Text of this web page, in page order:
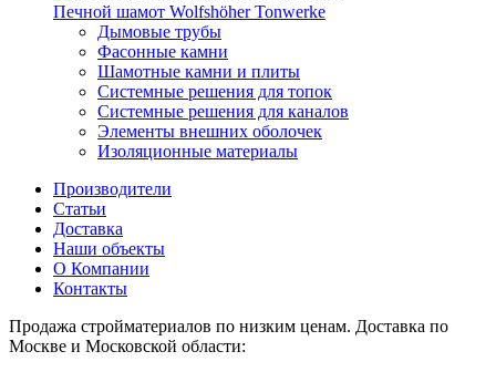
Печной шамот Wolfshöher Tonwerke
Дымовые трубы
Фасонные камни
Шамотные камни и плиты
Системные решения для топок
Системные решения для каналов
Элементы внешних оболочек
Изоляционные материалы
Производители
Статьи
Доставка
Наши объекты
О Компании
Контакты
Продажа стройматериалов по низким ценам. Доставка по
Москве и Московской области: